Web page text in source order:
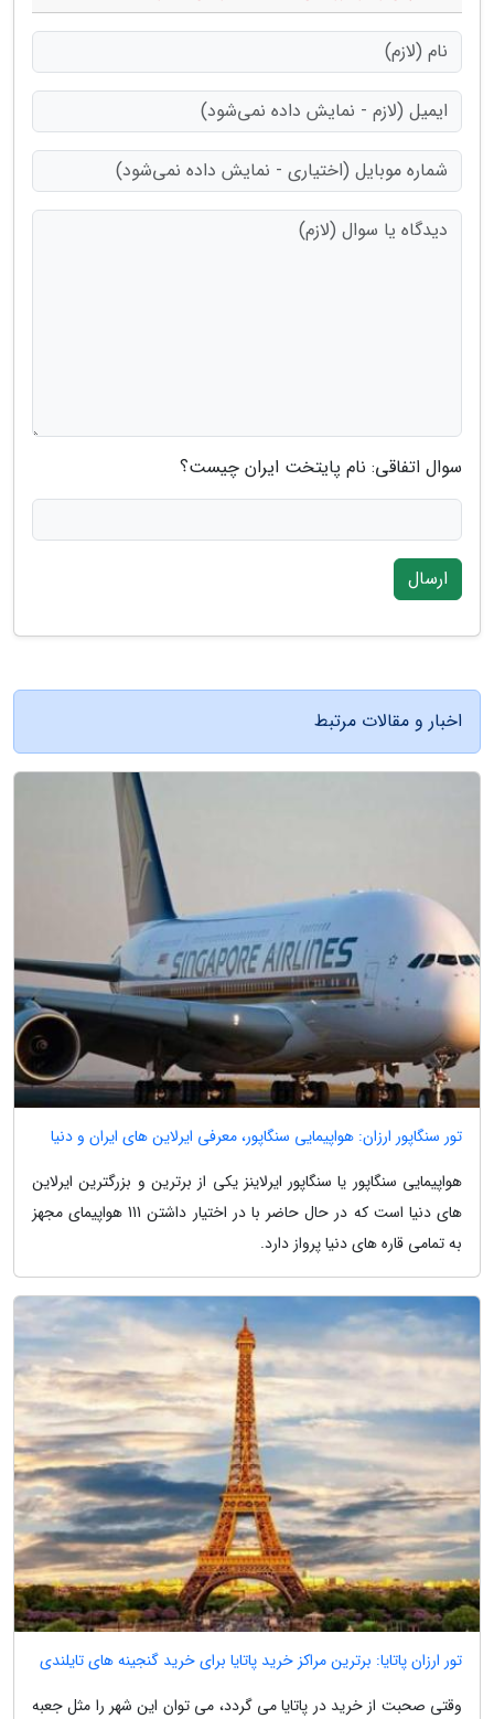
سوال اتفاقی: نام پایتخت ایران چیست؟
ارسال
اخبار و مقالات مرتبط
تور سنگاپور ارزان: هواپیمایی سنگاپور، معرفی ایرلاین های ایران و دنیا
هواپیمایی سنگاپور یا سنگاپور ایرلاینز یکی از برترین و بزرگترین ایرلاین
های دنیا است که در حال حاضر با در اختیار داشتن 111 هواپیمای مجهز
به تمامی قاره های دنیا پرواز دارد.
تور ارزان پاتایا: برترین مراکز خرید پاتایا برای خرید گنجینه های تایلندی
وقتی صحبت از خرید در پاتایا می گردد، می توان این شهر را مثل جعبه